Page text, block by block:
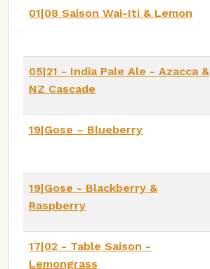
01|08 Saison Wai-Iti & Lemon
05|21 - India Pale Ale - Azacca &
NZ Cascade
19|Gose – Blueberry
19|Gose - Blackberry &
Raspberry
17|02 - Table Saison -
Lemongrass